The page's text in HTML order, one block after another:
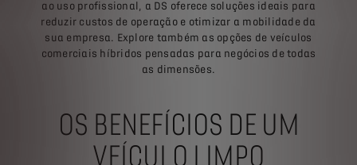
ao uso profissional, a DS oferece soluções ideais para
reduzir custos de operação e otimizar a mobilidade da
sua empresa. Explore também as opções de veículos
comerciais híbridos pensadas para negócios de todas
as dimensões.
OS BENEFÍCIOS DE UM
VEÍCULO LIMPO